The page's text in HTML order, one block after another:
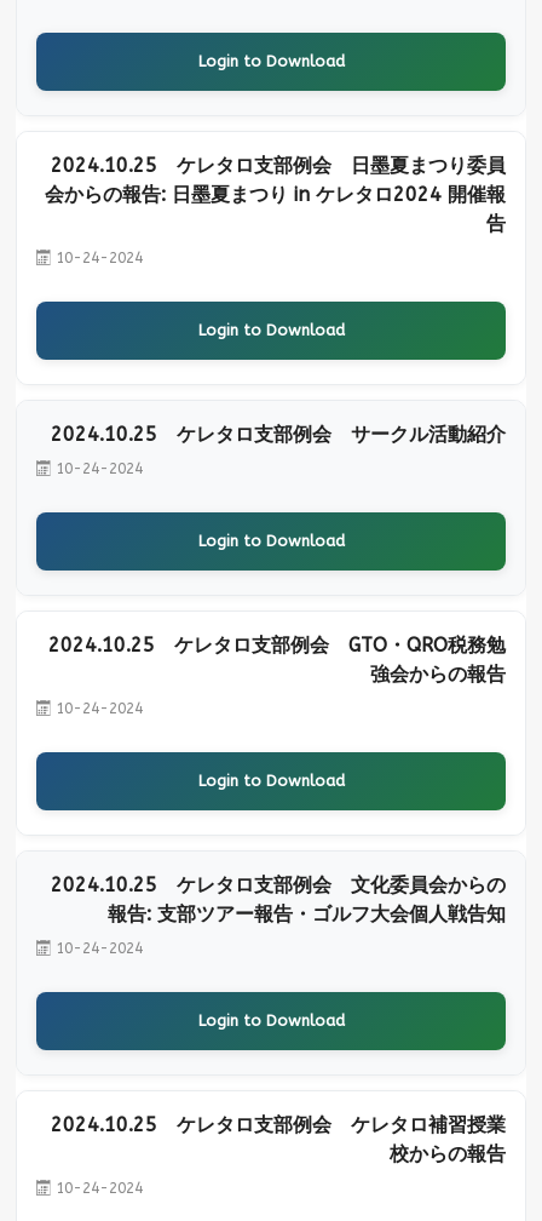
Login to Download
2024.10.25 ケレタロ支部例会 日墨夏まつり委員
会からの報告: 日墨夏まつり in ケレタロ2024 開催報
告
10-24-2024
Login to Download
2024.10.25 ケレタロ支部例会 サークル活動紹介
10-24-2024
Login to Download
2024.10.25 ケレタロ支部例会 GTO・QRO税務勉
強会からの報告
10-24-2024
Login to Download
2024.10.25 ケレタロ支部例会 文化委員会からの
報告: 支部ツアー報告・ゴルフ大会個人戦告知
10-24-2024
Login to Download
2024.10.25 ケレタロ支部例会 ケレタロ補習授業
校からの報告
10-24-2024